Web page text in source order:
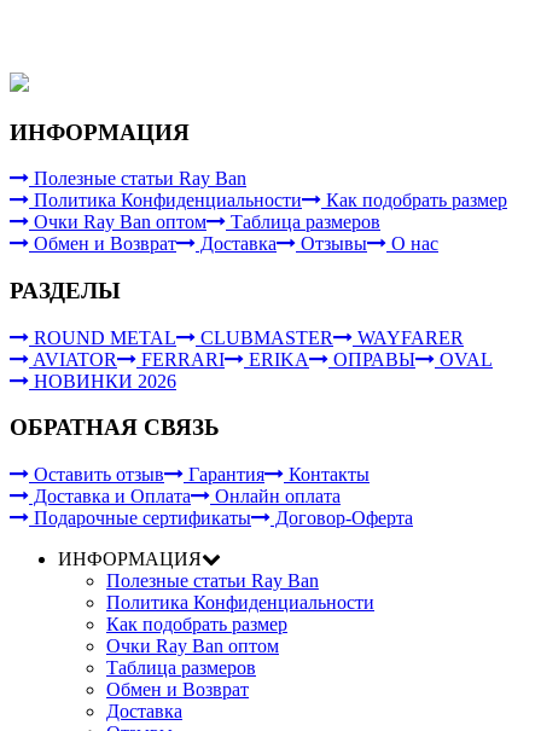
ИНФОРМАЦИЯ
Полезные статьи Ray Ban
Политика Конфиденциальности
Как подобрать размер
Очки Ray Ban оптом
Таблица размеров
Обмен и Возврат
Доставка Отзывы О нас
РАЗДЕЛЫ
ROUND METAL CLUBMASTER
WAYFARER
AVIATOR
FERRARI ERIKA ОПРАВЫ
OVAL
НОВИНКИ 2026
ОБРАТНАЯ СВЯЗЬ
Оставить отзыв Гарантия
Контакты
Доставка и Оплата
Онлайн оплата
Подарочные сертификаты
Договор-Оферта
ИНФОРМАЦИЯ
Полезные статьи Ray Ban
Политика Конфиденциальности
Как подобрать размер
Очки Ray Ban оптом
Таблица размеров
Обмен и Возврат
Доставка